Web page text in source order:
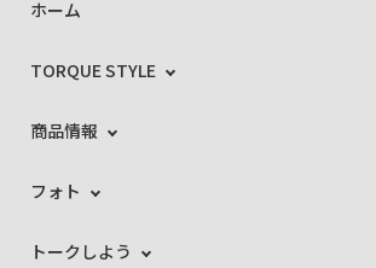
ホーム
TORQUE STYLE
商品情報
フォト
トークしよう